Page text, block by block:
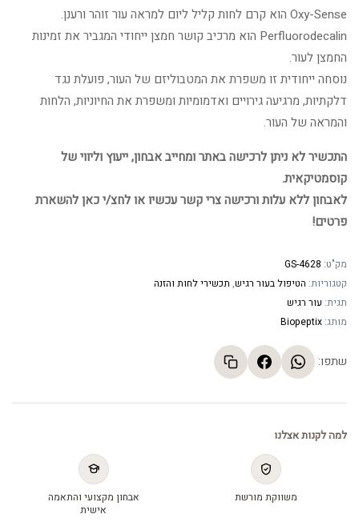
Oxy-Sense הוא קרם לחות קליל ליום למראה עור זוהר ורענן.
Perfluorodecalin הוא מרכיב קושר חמצן ייחודי המגביר את זמינות
החמצן לעור.
נוסחה ייחודית זו משפרת את המטבוליזם של העור, פועלת נגד
דלקתיות, מרגיעה גירויים ואדמומיות ומשפרת את החיוניות, הלחות
והמראה של העור.
התכשיר לא ניתן לרכישה באתר ומחייב אבחון, ייעוץ וליווי של
קוסמטיקאית.
לאבחון ללא עלות ורכישה צרי קשר עכשיו או לחצ/י כאן להשארת
פרטים!
מק"ט: GS-4628
קטגוריות: הטיפול בעור רגיש, תכשירי לחות והזנה
תגית: עור רגיש
מותג: Biopeptix
שתפו:
למה לקנות אצלנו
משווקת מורשת
אבחון מקצועי והתאמה
אישית